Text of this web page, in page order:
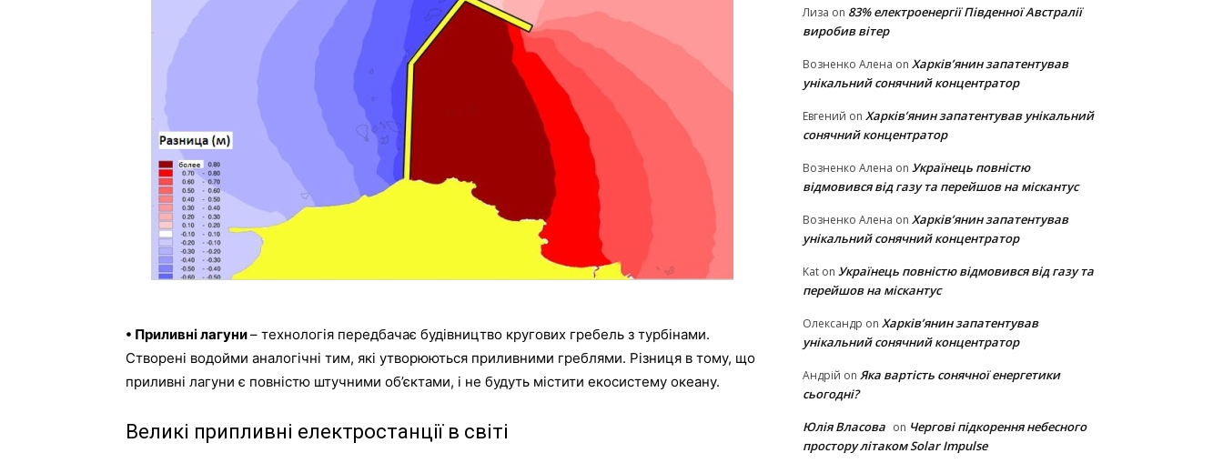
• Приливнілагуни– технологія передбачає будівництво кругових гребель з турбінами.
Створені водойми аналогічні тим, які утворюються приливними греблями. Різниця в тому, що
приливні лагуни є повністю штучними об’єктами, і не будуть містити екосистему океану.
Великі припливні електростанції в світі
Лиза on 83% електроенергії Південної Австралії
виробив вітер
Возненко Алена on Харків’янин запатентував
унікальний сонячний концентратор
Евгений on Харків’янин запатентував унікальний
сонячний концентратор
Возненко Алена on Українець повністю
відмовився від газу та перейшов на міскантус
Возненко Алена on Харків’янин запатентував
унікальний сонячний концентратор
Kat on Українець повністю відмовився від газу та
перейшов на міскантус
Олександр on Харків’янин запатентував
унікальний сонячний концентратор
Андрій on Яка вартість сонячної енергетики
сьогодні?
Юлія Власова on Чергові підкорення небесного
простору літаком Solar Impulse